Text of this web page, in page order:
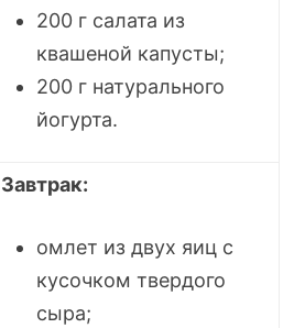
200 г салата из
квашеной капусты;
200 г натурального
йогурта.
Завтрак:
омлет из двух яиц с
кусочком твердого
сыра;